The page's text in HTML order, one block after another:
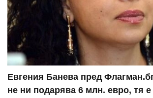
Евгения Банева пред
не ни подарява 6 млн. евро, тя